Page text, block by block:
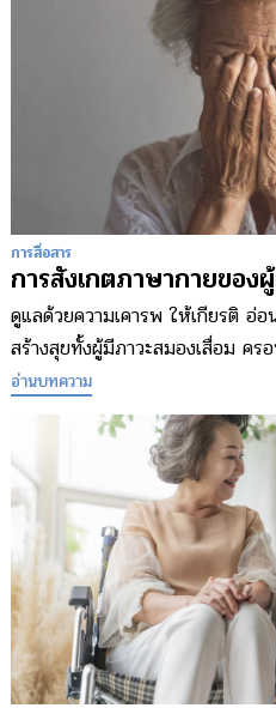
การสื่อสาร
การสังเกตภาษากายของ
ดูแลด้วยความเคารพ ให้เกียรติ อ่
สร้างสุขทั้งผู้มีภาวะสมองเสื่อม คร
อ่านบทความ